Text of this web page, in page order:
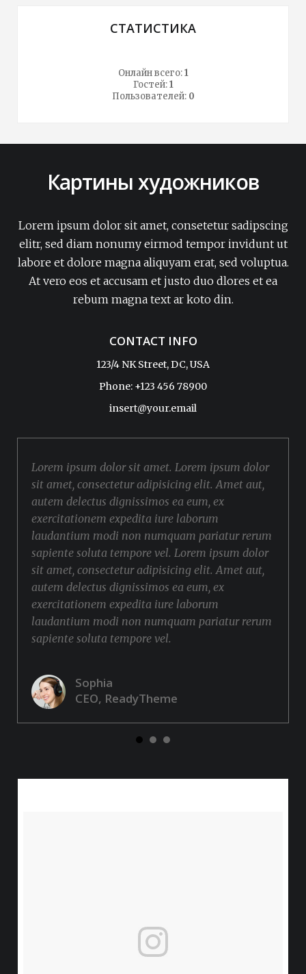
СТАТИСТИКА
Онлайн всего:1
Гостей:1
Пользователей: 0
Картины художников
Lorem ipsum dolor sit amet, consetetur sadipscing
elitr, sed diam nonumy eirmod tempor invidunt ut
labore et dolore magna aliquyam erat, sed voluptua.
At vero eos et accusam et justo duo dlores et ea
rebum magna text ar koto din.
CONTACT INFO
123/4 NK Street, DC, USA
Phone: +123 456 78900
insert@your.email
Lorem ipsum dolor sit amet. Lorem ipsum dolor
sit amet, consectetur adipisicing elit. Amet aut,
autem delectus dignissimos ea eum, ex
exercitationem expedita iure laborum
laudantium modi non numquam pariatur rerum
sapiente soluta tempore vel. Lorem ipsum dolor
sit amet, consectetur adipisicing elit. Amet aut,
autem delectus dignissimos ea eum, ex
exercitationem expedita iure laborum
laudantium modi non numquam pariatur rerum
sapiente soluta tempore vel.
Sophia
CEO, ReadyTheme